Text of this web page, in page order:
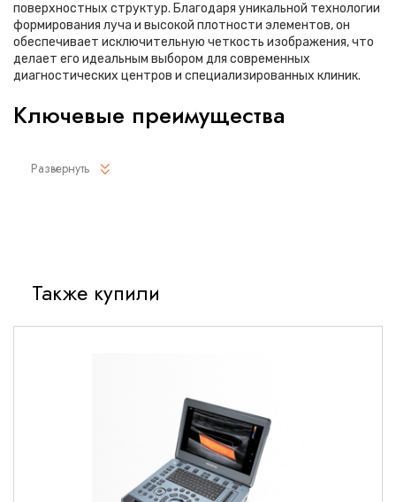
поверхностных структур. Благодаря уникальной технологии
формирования луча и высокой плотности элементов, он
обеспечивает исключительную четкость изображения, что
делает его идеальным выбором для современных
диагностических центров и специализированных клиник.
Ключевые преимущества
высочайшее разрешение для поверхностных структур
Эргономичный дизайн с защитой от скольжения
Технические характеристики
Линейный высокочастотный
Частотный диапазон:5-20 МГц (с плавной
Развернуть
Также купили